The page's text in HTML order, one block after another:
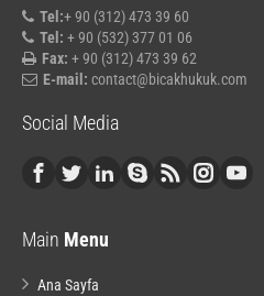
Tel:+ 90 (312) 473 39 60
Tel: + 90 (532) 377 01 06
Fax: + 90 (312) 473 39 62
E-mail: contact@bicakhukuk.com
Social Media
Main Menu
Ana Sayfa